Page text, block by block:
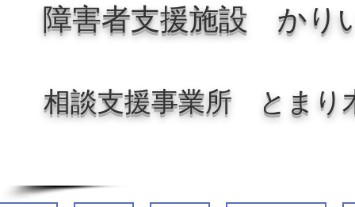
障害者支援施設 かり
相談支援事業所 とまり